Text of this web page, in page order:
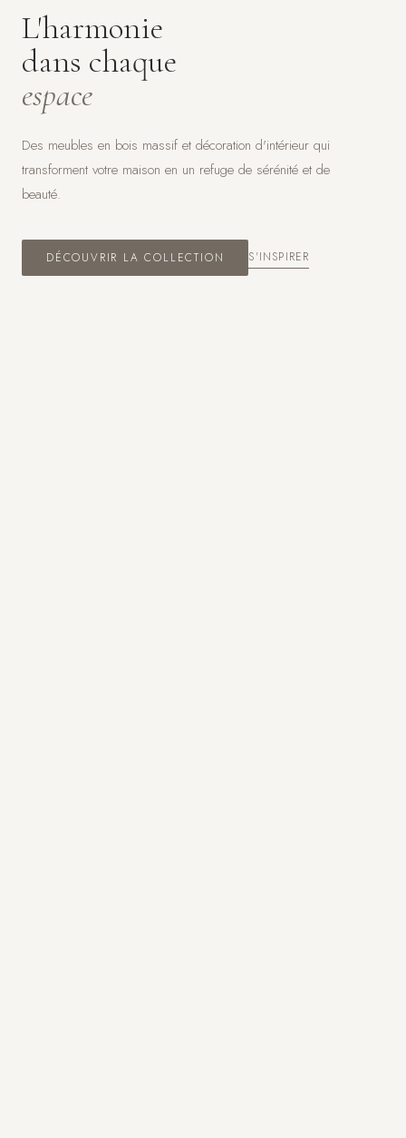
L'harmonie
dans chaque
espace
Des meubles en bois massif et décoration d'intérieur qui
transforment votre maison en un refuge de sérénité et de
beauté.
DÉCOUVRIR LA COLLECTION S'INSPIRER